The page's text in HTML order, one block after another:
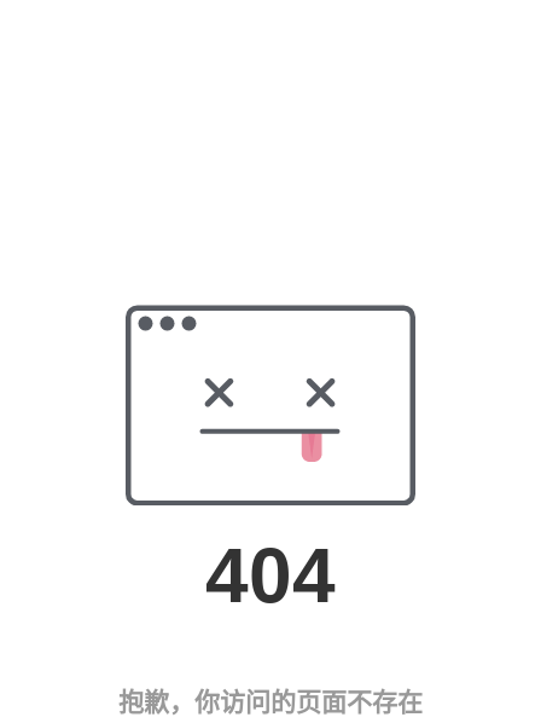
404
抱歉，你访问的页面不存在